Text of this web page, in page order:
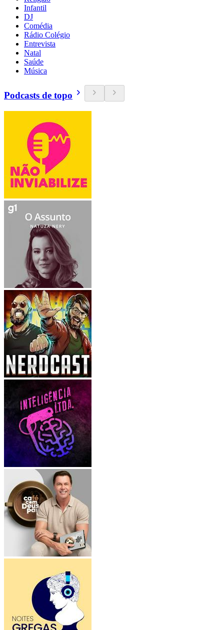
Infantil
DJ
Comédia
Rádio Colégio
Entrevista
Natal
Saúde
Música
Podcasts de topo